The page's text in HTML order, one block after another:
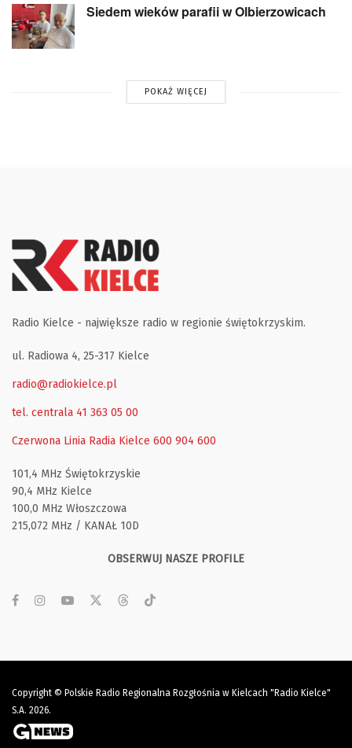
Siedem wieków parafii w Olbierzowicach
POKAŻ WIĘCEJ
Radio Kielce - największe radio w regionie świętokrzyskim.
ul. Radiowa 4, 25-317 Kielce
radio@radiokielce.pl
tel. centrala 41 363 05 00
Czerwona Linia Radia Kielce 600 904 600
101,4 MHz Świętokrzyskie
90,4 MHz Kielce
100,0 MHz Włoszczowa
215,072 MHz / KANAŁ 10D
OBSERWUJ NASZE PROFILE
Copyright © Polskie Radio Regionalna Rozgłośnia w Kielcach "Radio Kielce"
S.A. 2026.